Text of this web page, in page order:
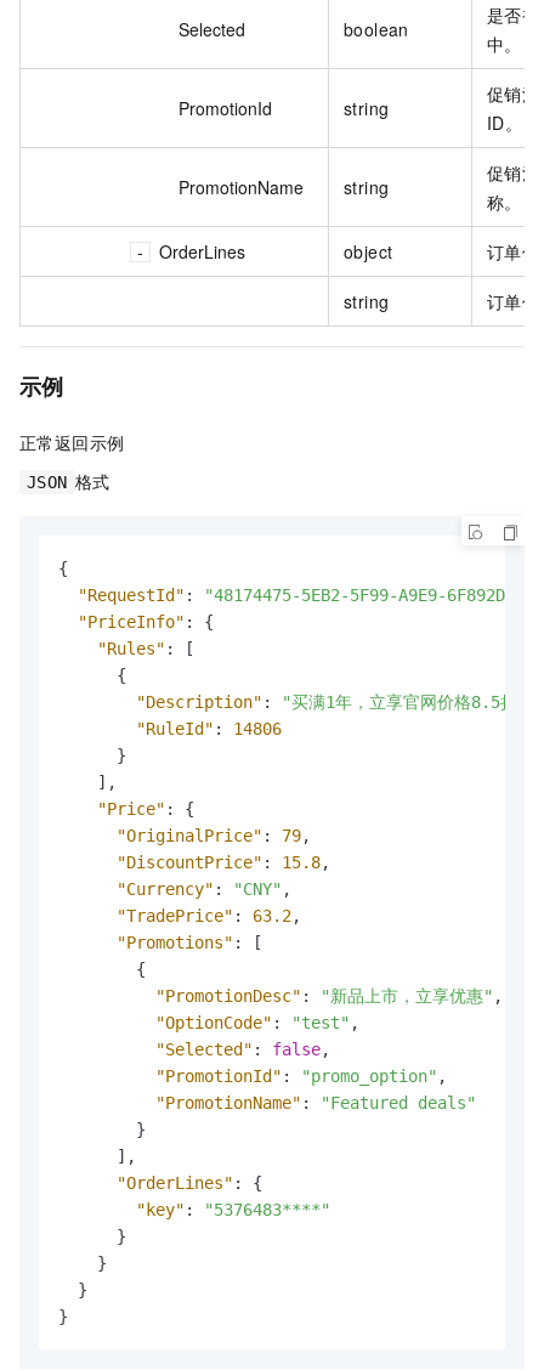
Selected boolean
是否被
中。
PromotionId string
促销活
ID。
PromotionName string
促销活
称。
OrderLines object 订单信
string 订单信
示例
正常返回示例
JSON 格式
{
"RequestId" :
"48174475-5EB2-5F99-A9E9-
"PriceInfo" :
{
"Rules" :
[
{
"Description" :
"买满1年，立享官网价格8.5折优
"RuleId" :
14806
}
] ,
"Price" :
{
"OriginalPrice" : 79,
"DiscountPrice" : 15.8,
"Currency" : "CNY" ,
"TradePrice" : 63.2,
"Promotions" :
[
{
"PromotionDesc" : "新品上市，立享优惠" ,
"OptionCode" : "test" ,
"Selected" : false,
"PromotionId" : "promo_option" ,
"PromotionName" :
"Featured deals"
}
] ,
"OrderLines" :
{
"key" :
"5376483****"
}
}
}
}